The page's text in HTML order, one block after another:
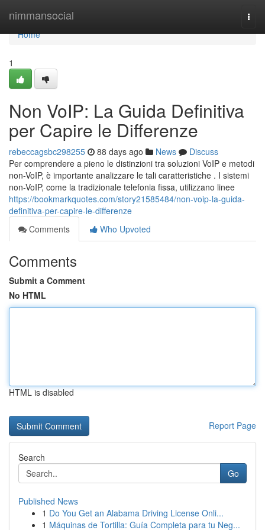
nimmansocial
Home
Home
1
Non VoIP: La Guida Definitiva
per Capire le Differenze
rebeccagsbc298255 88 days ago News
Discuss
Per comprendere a pieno le distinzioni tra soluzioni VoIP e metodi
non-VoIP, è importante analizzare le tali caratteristiche . I sistemi
non-VoIP, come la tradizionale telefonia fissa, utilizzano linee
https://bookmarkquotes.com/story21585484/non-voip-la-guida-
definitiva-per-capire-le-differenze
Comments
Who Upvoted
Comments
Submit a Comment
No HTML
HTML is disabled
Report Page
Search
Go
Published News
1 Do You Get an Alabama Driving License Onli...
1 Máquinas de Tortilla: Guía Completa para tu Neg...